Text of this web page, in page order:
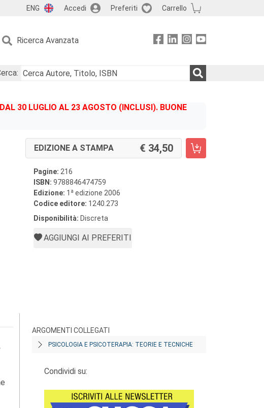
ENG Accedi Preferiti Carrello
Ricerca Avanzata
30 LUGLIO AL 23 AGOSTO (INCLUSI). BUONE
EDIZIONE A STAMPA 34,50
Pagine: 216
ISBN: 9788846474759
Edizione: 1 a edizione 2006
Codice editore: 1240.273
Disponibilità: Discreta
AGGIUNGI AI PREFERITI
ARGOMENTI COLLEGATI
PSICOLOGIA E PSICOTERAPIA: TEORIE E TECNICHE
Condividi su: